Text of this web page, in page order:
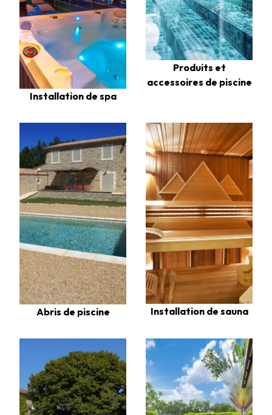
Installation de spa
Produits et
accessoires de piscine
Abris de piscine Installation de sauna